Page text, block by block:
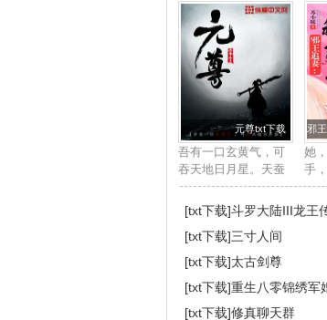
元尊txt下载
吾有一口玄黄气，可
吞天地日月星。天蚕
土豆最新鼎力大作，
2017年度必看玄幻小
说。...
邪
她
手
用
上
下
道
皆
独...
[txt下载]斗罗大陆III龙王
[txt下载]三寸人间
[txt下载]太古剑尊
[txt下载]重生八零锦绣军
[txt下载]修真聊天群